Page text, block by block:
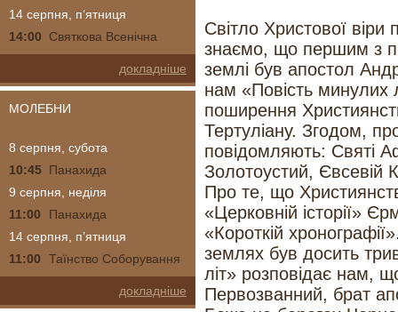
Світло Христової
знаємо, що першим з
землі був апостол
нам «Повість минулих
поширення
Тертуліану. Згодом,
повідомляють: Святі
Золотоустий, Євсевій
Про те, що
«Церковній історії»
«Короткій
землях був досить
літ» розповідає нам,
Первозванний, брат
14 серпня, п’ятниця
14:00
Святкова Всенічна
докладніше
МОЛЕБНИ
8 серпня, субота
10:45 Панахида
9 серпня, неділя
11:00
Панахида
14 серпня, п’ятниця
11:00
Таїнство Соборування
докладніше